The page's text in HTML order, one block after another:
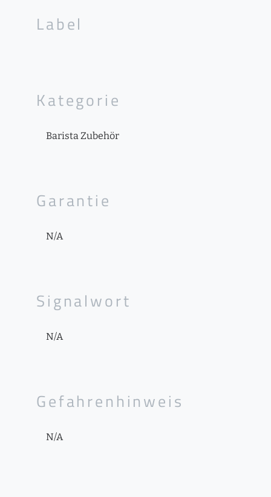
Label
Kategorie
Barista Zubehör
Garantie
N/A
Signalwort
N/A
Gefahrenhinweis
N/A